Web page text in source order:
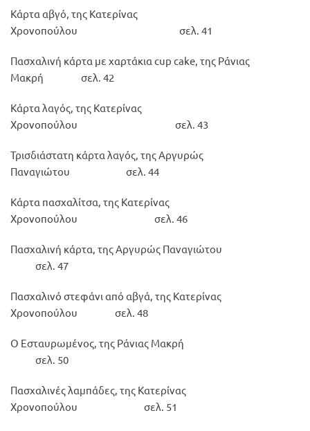
Κάρτα αβγό, της Κατερίνας
Χρονοπούλου σελ. 41
Πασχαλινή κάρτα με χαρτάκια cup cake, της Ράνιας
Μακρή σελ. 42
Κάρτα λαγός, της Κατερίνας
Χρονοπούλου σελ. 43
Τρισδιάστατη κάρτα λαγός, της Αργυρώς
Παναγιώτου σελ. 44
Κάρτα πασχαλίτσα, της Κατερίνας
Χρονοπούλου σελ. 46
Πασχαλινή κάρτα, της Αργυρώς Παναγιώτου
σελ. 47
Πασχαλινό στεφάνι από αβγά, της Κατερίνας
Χρονοπούλου σελ. 48
Ο Εσταυρωμένος, της Ράνιας Μακρή
σελ. 50
Πασχαλινές λαμπάδες, της Κατερίνας
Χρονοπούλου σελ. 51